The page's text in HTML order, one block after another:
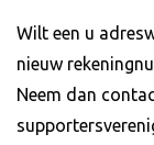
Wilt een u
nieuw
Neem dan